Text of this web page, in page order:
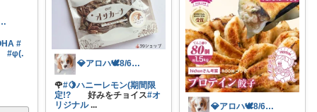
りがと✨無添加
#
#φ(.
💎アロハ🕊️8/6ありがと✨無添加
🌹#🍋ハニーレモン(期間限
定!? 好みをチョイス#オ
リジナル ...
💎アロハ🕊️8/6ありがと✨無添加